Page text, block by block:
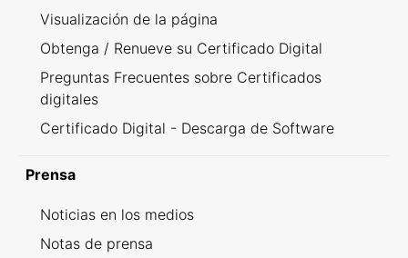
Visualización de la página
Obtenga / Renueve su Certificado Digital
Preguntas Frecuentes sobre Certificados
digitales
Certificado Digital - Descarga de Software
Prensa
Noticias en los medios
Notas de prensa